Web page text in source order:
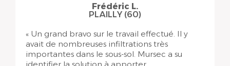
Frédéric L.
PLAILLY (60)
« Un grand bravo sur le travail effectué. Il y
avait de nombreuses infiltrations très
importantes dans le sous-sol. Mursec a su